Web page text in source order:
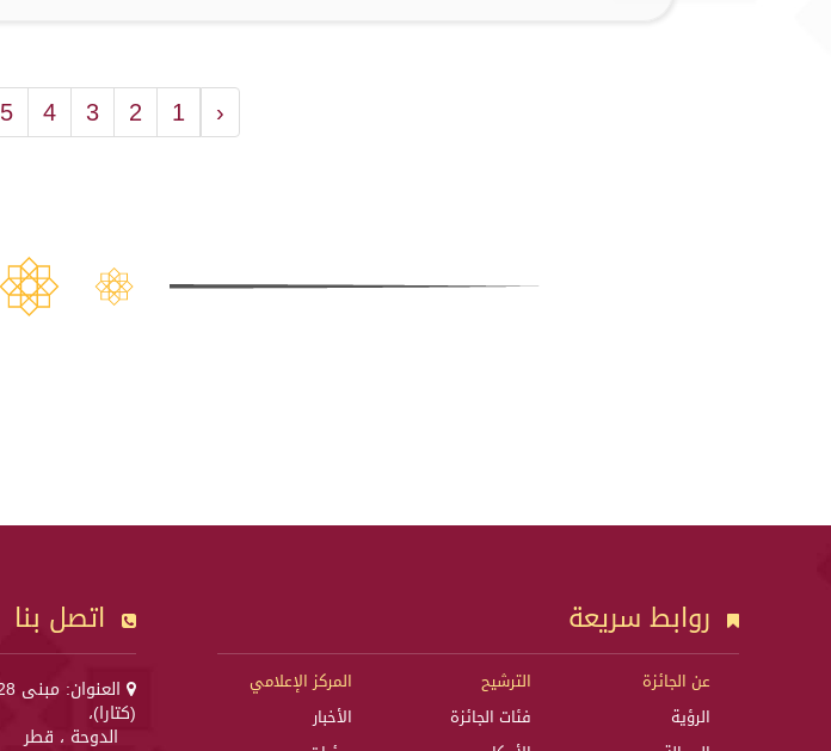
‹
1
2
3
4
5
روابط سريعة
عن الجائزة
الرؤية
الترشيح
فئات الجائزة
المركز الإعلامي
الأخبار
اتصل بنا
(كتارا)،
الدوحة ، قطر